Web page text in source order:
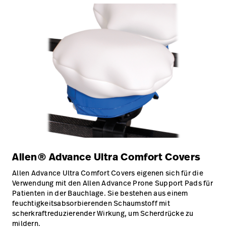
Allen® Advance Ultra Comfort Covers
Allen Advance Ultra Comfort Covers eigenen sich für die
Verwendung mit den Allen Advance Prone Support Pads für
Patienten in der Bauchlage. Sie bestehen aus einem
feuchtigkeitsabsorbierenden Schaumstoff mit
scherkraftreduzierender Wirkung, um Scherdrücke zu
mildern.